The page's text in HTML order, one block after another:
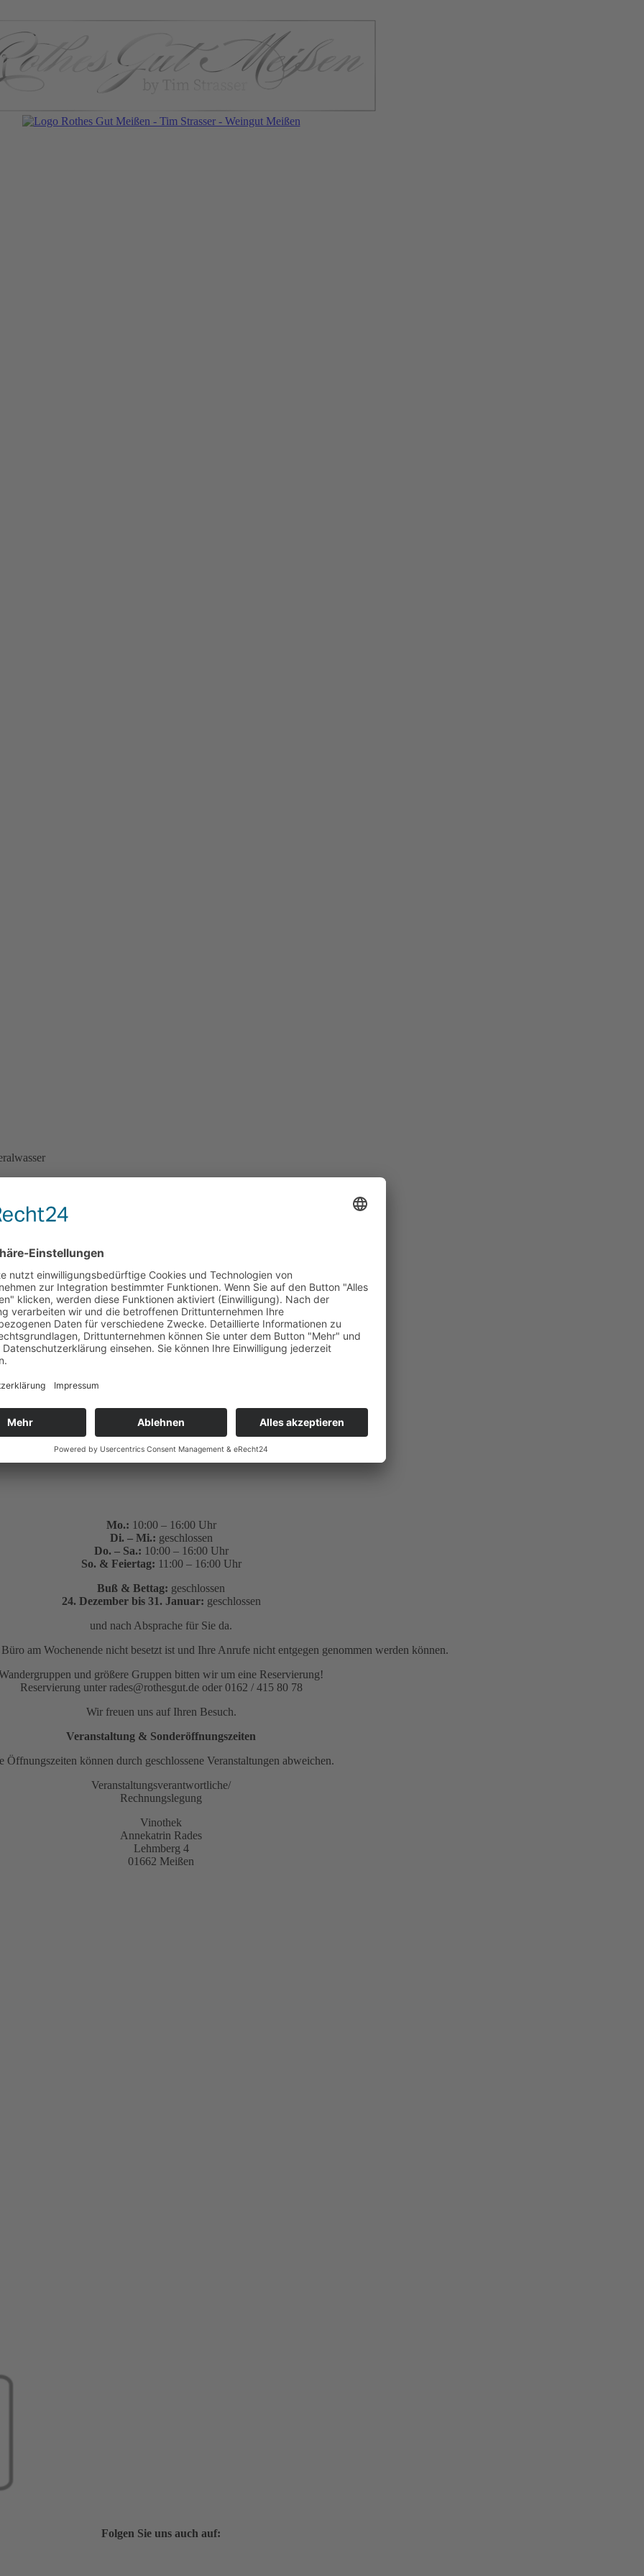
) Kaffee/Saft nachgeschenkt.
Mo.: 10:00 – 16:00 Uhr
Di. – Mi.: geschlossen
Do. – Sa.: 10:00 – 16:00 Uhr
So. & Feiertag: 11:00 – 16:00 Uhr
Buß & Bettag: geschlossen
24. Dezember bis 31. Januar: geschlossen
und nach Absprache für Sie da.
Büro am Wochenende nicht besetzt ist und Ihre Anrufe nicht entgegen genommen werden können.
und größere Gruppen bitten wir um eine Reservierung!
Reservierung unter rades@rothesgut.de oder 0162 / 415 80 78
Wir freuen uns auf Ihren Besuch.
Veranstaltung & Sonderöffnungszeiten
Öffnungszeiten können durch geschlossene Veranstaltungen abweichen.
Veranstaltungsverantwortliche/
Rechnungslegung
Vinothek
Annekatrin Rades
Lehmberg 4
01662 Meißen
Folgen Sie uns auch auf: